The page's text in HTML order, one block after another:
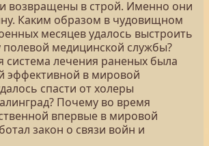
возвращены в строй. Именно они
Каким образом в чудовищном
месяцев удалось выстроить
полевой медицинской службы?
система лечения раненых была
эффективной в мировой
спасти от холеры
Почему во время
впервые в мировой
закон о связи войн и